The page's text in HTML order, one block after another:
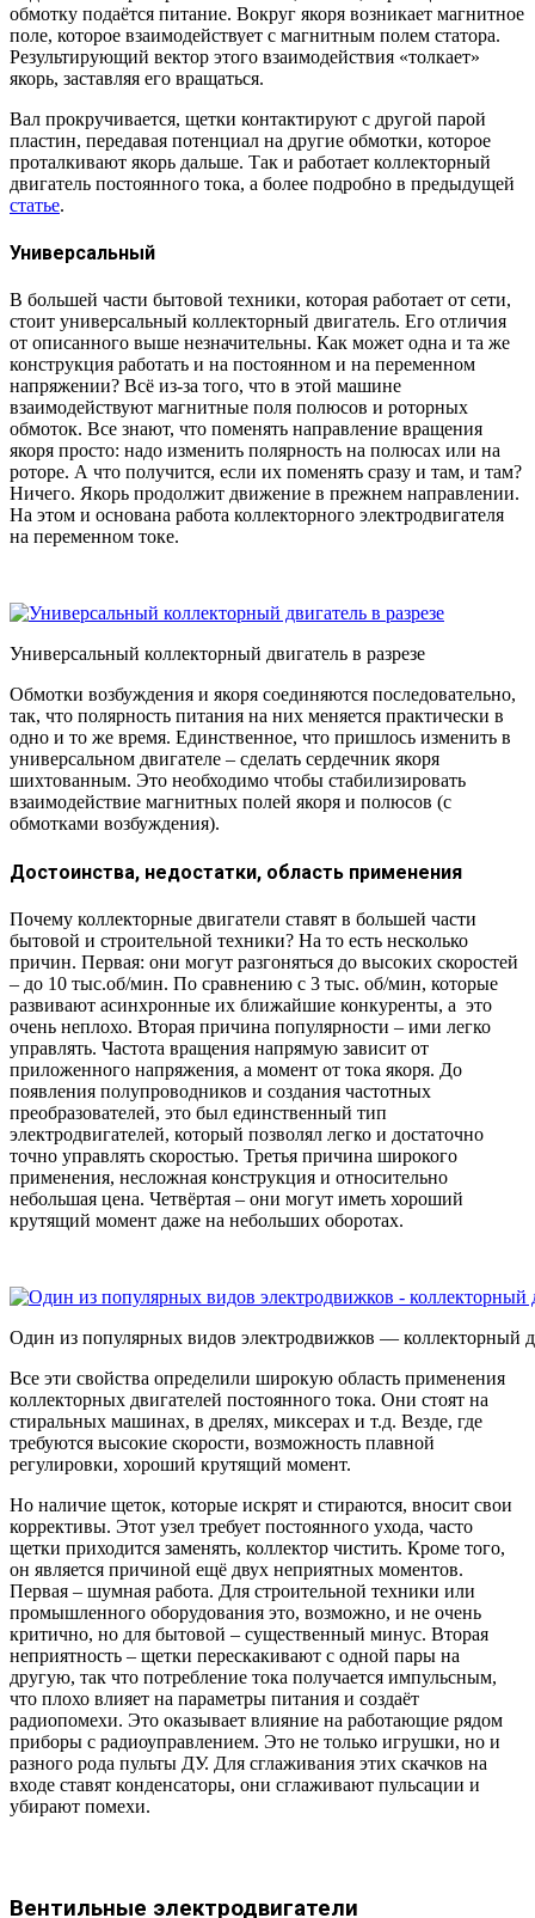
обмотку подаётся питание. Вокруг якоря возникает магнитное
поле, которое взаимодействует с магнитным полем статора.
Результирующий вектор этого взаимодействия «толкает»
якорь, заставляя его вращаться.
Вал прокручивается, щетки контактируют с другой парой
пластин, передавая потенциал на другие обмотки, которое
проталкивают якорь дальше. Так и работает коллекторный
двигатель постоянного тока, а более подробно в предыдущей
статье.
Универсальный
В большей части бытовой техники, которая работает от сети,
стоит универсальный коллекторный двигатель. Его отличия
от описанного выше незначительны. Как может одна и та же
конструкция работать и на постоянном и на переменном
напряжении? Всё из-за того, что в этой машине
взаимодействуют магнитные поля полюсов и роторных
обмоток. Все знают, что поменять направление вращения
якоря просто: надо изменить полярность на полюсах или на
роторе. А что получится, если их поменять сразу и там, и там?
Ничего. Якорь продолжит движение в прежнем направлении.
На этом и основана работа коллекторного электродвигателя
на переменном токе.
Универсальный коллекторный двигатель в разрезе
Обмотки возбуждения и якоря соединяются последовательно,
так, что полярность питания на них меняется практически в
одно и то же время. Единственное, что пришлось изменить в
универсальном двигателе – сделать сердечник якоря
шихтованным. Это необходимо чтобы стабилизировать
взаимодействие магнитных полей якоря и полюсов (с
обмотками возбуждения).
Достоинства, недостатки, область применения
Почему коллекторные двигатели ставят в большей части
бытовой и строительной техники? На то есть несколько
причин. Первая: они могут разгоняться до высоких скоростей
– до 10 тыс.об/мин. По сравнению с 3 тыс. об/мин, которые
развивают асинхронные их ближайшие конкуренты, а это
очень неплохо. Вторая причина популярности – ими легко
управлять. Частота вращения напрямую зависит от
приложенного напряжения, а момент от тока якоря. До
появления полупроводников и создания частотных
преобразователей, это был единственный тип
электродвигателей, который позволял легко и достаточно
точно управлять скоростью. Третья причина широкого
применения, несложная конструкция и относительно
небольшая цена. Четвёртая – они могут иметь хороший
крутящий момент даже на небольших оборотах.
Один из популярных видов электродвижков — коллекторный
Все эти свойства определили широкую область применения
коллекторных двигателей постоянного тока. Они стоят на
стиральных машинах, в дрелях, миксерах и т.д. Везде, где
требуются высокие скорости, возможность плавной
регулировки, хороший крутящий момент.
Но наличие щеток, которые искрят и стираются, вносит свои
коррективы. Этот узел требует постоянного ухода, часто
щетки приходится заменять, коллектор чистить. Кроме того,
он является причиной ещё двух неприятных моментов.
Первая – шумная работа. Для строительной техники или
промышленного оборудования это, возможно, и не очень
критично, но для бытовой – существенный минус. Вторая
неприятность – щетки перескакивают с одной пары на
другую, так что потребление тока получается импульсным,
что плохо влияет на параметры питания и создаёт
радиопомехи. Это оказывает влияние на работающие рядом
приборы с радиоуправлением. Это не только игрушки, но и
разного рода пульты ДУ. Для сглаживания этих скачков на
входе ставят конденсаторы, они сглаживают пульсации и
убирают помехи.
Вентильные электродвигатели